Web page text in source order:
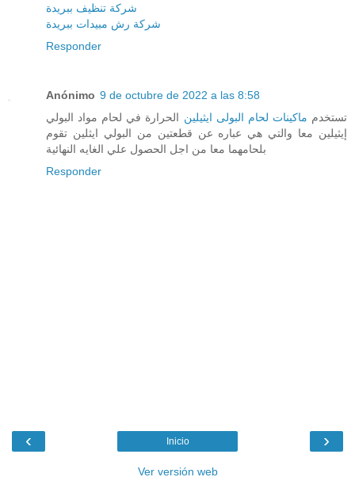
شركة تنظيف ببريدة
شركة رش مبيدات ببريدة
Responder
Anónimo 9 de octubre de 2022 a las 8:58
تستخدم ماكينات لحام البولى ايثيلين الحرارة في لحام مواد البولي
إيثيلين معا والتي هي عباره عن قطعتين من البولي ايثلين تقوم
بلحامهما معا من اجل الحصول علي الغايه النهائية
Responder
‹ ›
Inicio
Ver versión web